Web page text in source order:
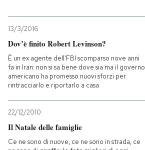
13/3/2016
Dov’è finito Robert Levinson?
È un ex agente dell'FBI scomparso nove anni
fa in Iran: non si sa bene dove sia ma il governo
americano ha promesso nuovi sforzi per
rintracciarlo e riportarlo a casa
22/12/2010
Il Natale delle famiglie
Ce ne sono di nuove, ce ne sono in strada, ce